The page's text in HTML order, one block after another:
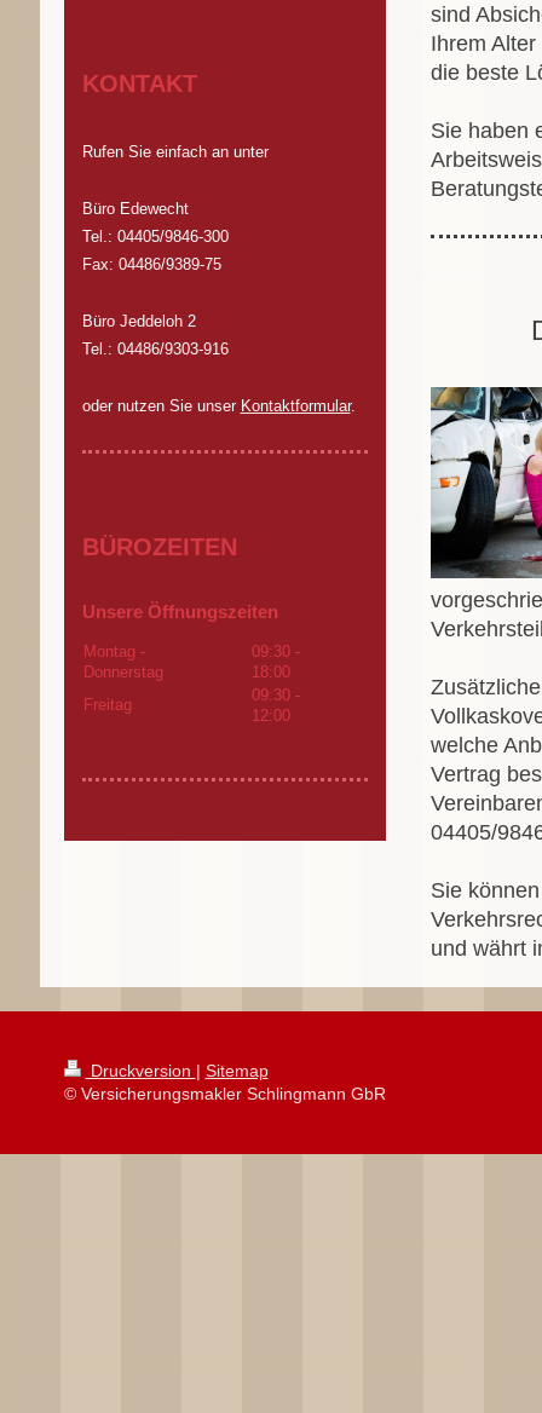
sind
Ihrem
die beste
Sie haben
welche
Vertrag
04405/
Sie
und währt
KONTAKT
Rufen Sie einfach an unter
Büro Edewecht
Tel.: 04405/9846-300
Fax: 04486/9389-75
Büro Jeddeloh 2
Tel.: 04486/9303-916
oder nutzen Sie unser Kontaktformular.
BÜROZEITEN
Unsere Öffnungszeiten
Montag -
Donnerstag
09:30-
18:00
Freitag
09:30-
12:00
Druckversion | Sitemap
© Versicherungsmakler Schlingmann GbR